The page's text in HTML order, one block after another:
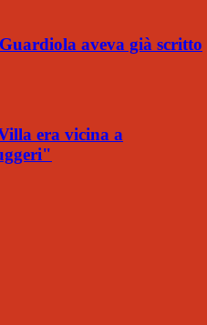
aveva già scritto
era vicina a